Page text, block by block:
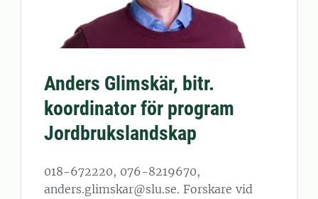
Anders Glimskär, bitr.
koordinator för program
Jordbrukslandskap
018-672220, 076-8219670,
anders.glimskar@slu.se. Forskare vid